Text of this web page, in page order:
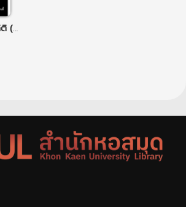
แผ่นดินไหววิทยาเชิงสถิติ (statistical seismology)